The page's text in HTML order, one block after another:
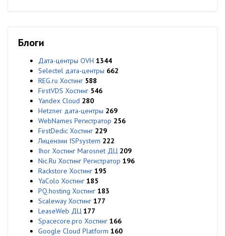
Блоги
Дата-центры OVH 1344
Selectel дата-центры 662
REG.ru Хостинг 588
FirstVDS Хостинг 546
Yandex Cloud 280
Hetzner дата-центры 269
WebNames Регистратор 256
FirstDedic Хостинг 229
Лицензии ISPsystem 222
Ihor Хостинг Marosnet ДЦ 209
Nic.Ru Хостинг Регистратор 196
Rackstore Хостинг 195
YaColo Хостинг 185
PQ.hosting Хостинг 183
Scaleway Хостинг 177
LeaseWeb ДЦ 177
Spacecore.pro Хостинг 166
Google Cloud Platform 160